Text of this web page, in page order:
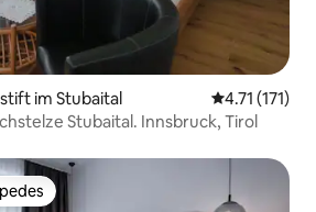
im Stubaital Calificación
4.71 (171)
Stubaital. Innsbruck, Tirol